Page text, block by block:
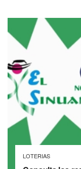
LOTERIAS